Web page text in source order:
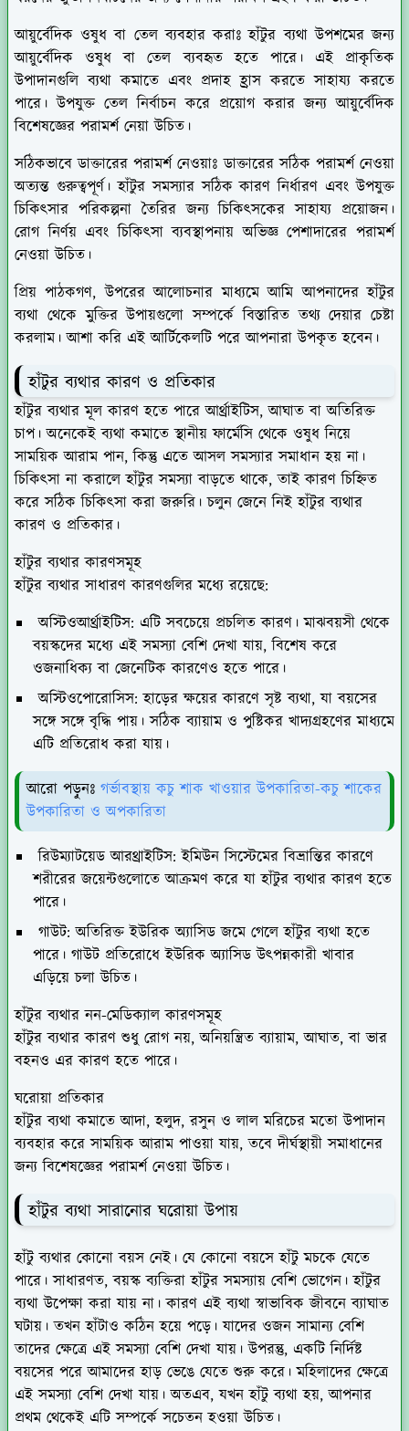
আয়ুর্বেদিক ওষুধ বা তেল ব্যবহার করাঃ হাঁটুর ব্যথা উপশমের জন্য
আয়ুর্বেদিক ওষুধ বা তেল ব্যবহৃত হতে পারে। এই প্রাকৃতিক
উপাদানগুলি ব্যথা কমাতে এবং প্রদাহ হ্রাস করতে সাহায্য করতে
পারে। উপযুক্ত তেল নির্বাচন করে প্রয়োগ করার জন্য আয়ুর্বেদিক
বিশেষজ্ঞের পরামর্শ নেয়া উচিত।
সঠিকভাবে ডাক্তারের পরামর্শ নেওয়াঃ ডাক্তারের সঠিক পরামর্শ নেওয়া
অত্যন্ত গুরুত্বপূর্ণ। হাঁটুর সমস্যার সঠিক কারণ নির্ধারণ এবং উপযুক্ত
চিকিৎসার পরিকল্পনা তৈরির জন্য চিকিৎসকের সাহায্য প্রয়োজন।
রোগ নির্ণয় এবং চিকিৎসা ব্যবস্থাপনায় অভিজ্ঞ পেশাদারের পরামর্শ
নেওয়া উচিত।
প্রিয় পাঠকগণ, উপরের আলোচনার মাধ্যমে আমি আপনাদের হাঁটুর
ব্যথা থেকে মুক্তির উপায়গুলো সম্পর্কে বিস্তারিত তথ্য দেয়ার চেষ্টা
করলাম। আশা করি এই আর্টিকেলটি পরে আপনারা উপকৃত হবেন।
হাঁটুর ব্যথার কারণ ও প্রতিকার
হাঁটুর ব্যথার মূল কারণ হতে পারে আর্থ্রাইটিস, আঘাত বা অতিরিক্ত
চাপ। অনেকেই ব্যথা কমাতে স্থানীয় ফার্মেসি থেকে ওষুধ নিয়ে
সাময়িক আরাম পান, কিন্তু এতে আসল সমস্যার সমাধান হয় না।
চিকিৎসা না করালে হাঁটুর সমস্যা বাড়তে থাকে, তাই কারণ চিহ্নিত
করে সঠিক চিকিৎসা করা জরুরি। চলুন জেনে নিই হাঁটুর ব্যথার
কারণ ও প্রতিকার।
হাঁটুর ব্যথার কারণসমূহ
হাঁটুর ব্যথার সাধারণ কারণগুলির মধ্যে রয়েছে:
অস্টিওআর্থ্রাইটিস: এটি সবচেয়ে প্রচলিত কারণ। মাঝবয়সী থেকে
বয়স্কদের মধ্যে এই সমস্যা বেশি দেখা যায়, বিশেষ করে
ওজনাধিক্য বা জেনেটিক কারণেও হতে পারে।
অস্টিওপোরোসিস: হাড়ের ক্ষয়ের কারণে সৃষ্ট ব্যথা, যা বয়সের
সঙ্গে সঙ্গে বৃদ্ধি পায়। সঠিক ব্যায়াম ও পুষ্টিকর খাদ্যগ্রহণের মাধ্যমে
এটি প্রতিরোধ করা যায়।
আরো পড়ুনঃ গর্ভাবস্থায় কচু শাক খাওয়ার উপকারিতা-কচু শাকের
উপকারিতা ও অপকারিতা
রিউম্যাটয়েড আরথ্রাইটিস: ইমিউন সিস্টেমের বিভ্রান্তির কারণে
শরীরের জয়েন্টগুলোতে আক্রমণ করে যা হাঁটুর ব্যথার কারণ হতে
পারে।
গাউট: অতিরিক্ত ইউরিক অ্যাসিড জমে গেলে হাঁটুর ব্যথা হতে
পারে। গাউট প্রতিরোধে ইউরিক অ্যাসিড উৎপন্নকারী খাবার
এড়িয়ে চলা উচিত।
হাঁটুর ব্যথার নন-মেডিক্যাল কারণসমূহ
হাঁটুর ব্যথার কারণ শুধু রোগ নয়, অনিয়ন্ত্রিত ব্যায়াম, আঘাত, বা ভার
বহনও এর কারণ হতে পারে।
ঘরোয়া প্রতিকার
হাঁটুর ব্যথা কমাতে আদা, হলুদ, রসুন ও লাল মরিচের মতো উপাদান
ব্যবহার করে সাময়িক আরাম পাওয়া যায়, তবে দীর্ঘস্থায়ী সমাধানের
জন্য বিশেষজ্ঞের পরামর্শ নেওয়া উচিত।
হাঁটুর ব্যথা সারানোর ঘরোয়া উপায়
হাঁটু ব্যথার কোনো বয়স নেই। যে কোনো বয়সে হাঁটু মচকে যেতে
পারে। সাধারণত, বয়স্ক ব্যক্তিরা হাঁটুর সমস্যায় বেশি ভোগেন। হাঁটুর
ব্যথা উপেক্ষা করা যায় না। কারণ এই ব্যথা স্বাভাবিক জীবনে ব্যাঘাত
ঘটায়। তখন হাঁটাও কঠিন হয়ে পড়ে। যাদের ওজন সামান্য বেশি
তাদের ক্ষেত্রে এই সমস্যা বেশি দেখা যায়। উপরন্তু, একটি নির্দিষ্ট
বয়সের পরে আমাদের হাড় ভেঙে যেতে শুরু করে। মহিলাদের ক্ষেত্রে
এই সমস্যা বেশি দেখা যায়। অতএব, যখন হাঁটু ব্যথা হয়, আপনার
প্রথম থেকেই এটি সম্পর্কে সচেতন হওয়া উচিত।